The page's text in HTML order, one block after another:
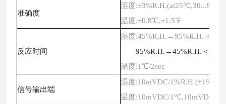
准确度
湿度
温度:±0.8℃,±1.5℉
反应时间
湿度:45%R.H.→95%R.H.＜
95%R.H.→45%R.H.＜
温度:1℃/2sec
信号输出端
湿度:10mVDC/1%R.H.(±1%rdg)
温度:10mVDC/1℃,10mVDC/